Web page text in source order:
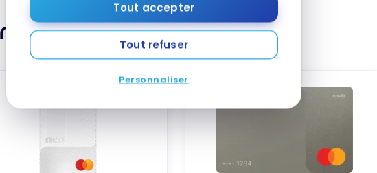
Tout accepter
Tout refuser
Personnaliser
alternatives